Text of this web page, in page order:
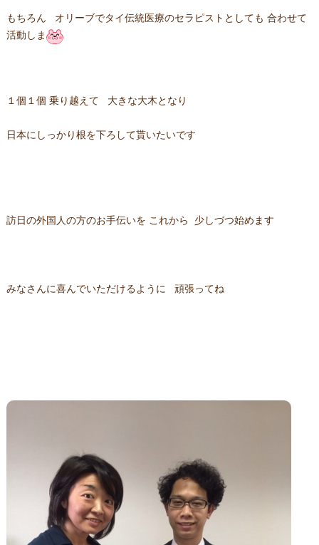
もちろん オリーブでタイ伝統医療のセラピストとしても 合わせて
活動しま
１個１個 乗り越えて 大きな大木となり
日本にしっかり根を下ろして貰いたいです
訪日の外国人の方のお手伝いを これから 少しづつ始めます
みなさんに喜んでいただけるように 頑張ってね